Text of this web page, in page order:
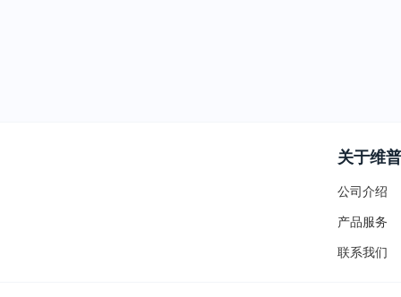
关于维普
公司介绍
产品服务
联系我们